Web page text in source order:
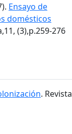
Ensayo de
domésticos
(3),p.259-276
. Revista